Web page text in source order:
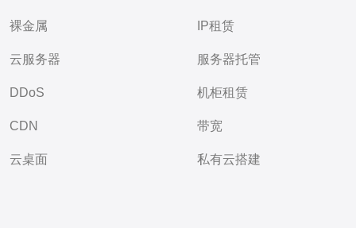
裸金属
云服务器
DDoS
CDN
云桌面
IP租赁
服务器托管
机柜租赁
带宽
私有云搭建